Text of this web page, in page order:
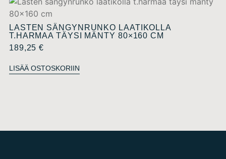
LASTEN SÄNGYNRUNKO LAATIKOLLA
T.HARMAA TÄYSI MÄNTY 80×160 CM
189,25€
LISÄÄ OSTOSKORIIN